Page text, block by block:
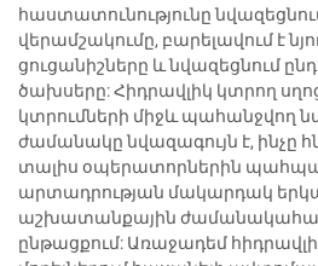
հաստատունությունը
վերամշակումը, բարելավում է
ցուցանիշները և նվազեցնում
ծախսերը: Հիդրավլիկ կտրող
կտրումների միջև
ժամանակը նվազագույն է, ինչը
տալիս օպերատորներին
արտադրության մակարդակ
աշխատանքային
ընթացքում: Առաջադեմ